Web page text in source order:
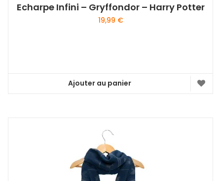
Echarpe Infini – Gryffondor – Harry Potter
19,99 €
Ajouter au panier